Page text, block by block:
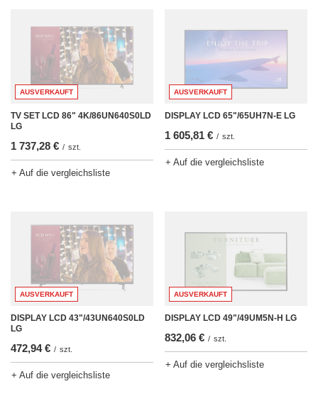
AUSVERKAUFT
TV SET LCD 86" 4K/86UN640S0LD
LG
1 737,28 € / szt.
+ Auf die vergleichsliste
AUSVERKAUFT
DISPLAY LCD 65"/65UH7N-E LG
1 605,81 € / szt.
+ Auf die vergleichsliste
AUSVERKAUFT
DISPLAY LCD 43"/43UN640S0LD
LG
472,94 € / szt.
+ Auf die vergleichsliste
AUSVERKAUFT
DISPLAY LCD 49"/49UM5N-H LG
832,06 € / szt.
+ Auf die vergleichsliste